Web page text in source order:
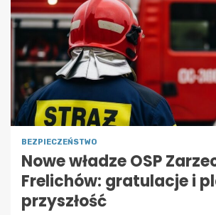
BEZPIECZEŃSTWO
Nowe władze OSP
Frelichów: gratulacje i
przyszłość